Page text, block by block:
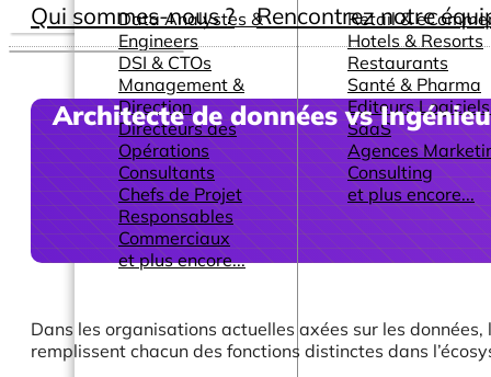
Data Analystes &
Engineers
DSI & CTOs
Management &
Direction
Directeurs des
Opérations
Consultants
Chefs de Projet
Responsables
Commerciaux
et plus encore...
Retail &
Hotels & Resorts
Restaurants
Santé & Pharma
Editeurs
SaaS
Agences
Consulting
et plus encore...
Qui sommes-nous ? Rencontrez notre
Architecte de données vs
Dans les organisations actuelles axées sur les données,
remplissent chacun des fonctions distinctes dans